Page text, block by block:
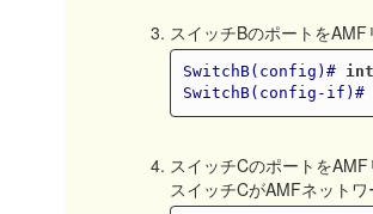
スイッチBのポートを
SwitchB(config)#
SwitchB(config-if)#
スイッチCのポートを
スイッチCがAMFネットワ